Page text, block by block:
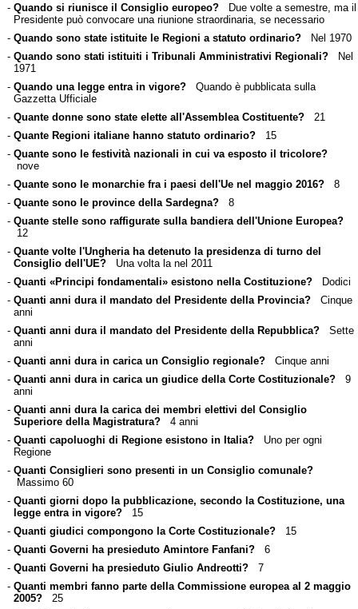
- Quando si riunisce il Consiglio europeo?Due volte a semestre, ma il
Presidente può convocare una riunione straordinaria, se necessario
- Quando sono state istituite le Regioni a statuto ordinario?Nel 1970
- Quando sono stati istituiti i Tribunali Amministrativi Regionali?Nel
1971
- Quando una legge entra in vigore?Quando è pubblicata sulla
Gazzetta Ufficiale
- Quante donne sono state elette all'Assemblea Costituente?21
- Quante Regioni italiane hanno statuto ordinario?15
- Quante sono le festività nazionali in cui va esposto il tricolore?
nove
- Quante sono le monarchie fra i paesi dell'Ue nel maggio 2016?8
- Quante sono le province della Sardegna?8
- Quante stelle sono raffigurate sulla bandiera dell'Unione Europea?
12
- Quante volte l'Ungheria ha detenuto la presidenza di turno del
Consiglio dell'UE?Una volta la nel 2011
- Quanti «Principi fondamentali» esistono nella Costituzione?Dodici
- Quanti anni dura il mandato del Presidente della Provincia?Cinque
anni
- Quanti anni dura il mandato del Presidente della Repubblica?Sette
anni
- Quanti anni dura in carica un Consiglio regionale?Cinque anni
- Quanti anni dura in carica un giudice della Corte Costituzionale?9
anni
- Quanti anni dura la carica dei membri elettivi del Consiglio
Superiore della Magistratura?4 anni
- Quanti capoluoghi di Regione esistono in Italia?Uno per ogni
Regione
- Quanti Consiglieri sono presenti in un Consiglio comunale?
Massimo 60
- Quanti giorni dopo la pubblicazione, secondo la Costituzione, una
legge entra in vigore?15
- Quanti giudici compongono la Corte Costituzionale?15
- Quanti Governi ha presieduto Amintore Fanfani?6
- Quanti Governi ha presieduto Giulio Andreotti?7
- Quanti membri fanno parte della Commissione europea al 2 maggio
2005?25